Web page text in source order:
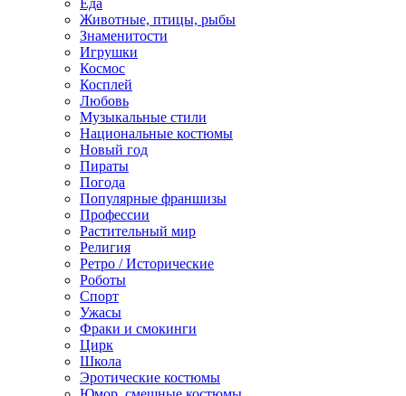
Еда
Животные, птицы, рыбы
Знаменитости
Игрушки
Космос
Косплей
Любовь
Музыкальные стили
Национальные костюмы
Новый год
Пираты
Погода
Популярные франшизы
Профессии
Растительный мир
Религия
Ретро / Исторические
Роботы
Спорт
Ужасы
Фраки и смокинги
Цирк
Школа
Эротические костюмы